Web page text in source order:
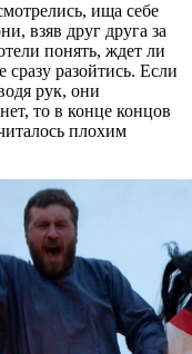
ища себе
взяв друг друга за
понять, ждет ли
разойтись. Если
рук, они
то в конце концов
плохим